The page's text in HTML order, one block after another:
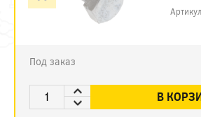
Под заказ
В